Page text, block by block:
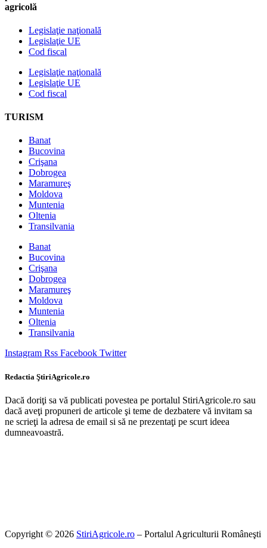
agricolă
Legislaţie naţională
Legislaţie UE
Cod fiscal
Legislaţie naţională
Legislaţie UE
Cod fiscal
TURISM
Banat
Bucovina
Crişana
Dobrogea
Maramureş
Moldova
Muntenia
Oltenia
Transilvania
Banat
Bucovina
Crişana
Dobrogea
Maramureş
Moldova
Muntenia
Oltenia
Transilvania
Instagram Rss Facebook Twitter
Redactia ŞtiriAgricole.ro
Dacă doriţi sa vă publicati povestea pe portalul StiriAgricole.ro sau
dacă aveţi propuneri de articole şi teme de dezbatere vă invitam sa
ne scrieţi la adresa de email si să ne prezentaţi pe scurt ideea
dumneavoastră.
Copyright © 2026 StiriAgricole.ro – Portalul Agriculturii Româneşti